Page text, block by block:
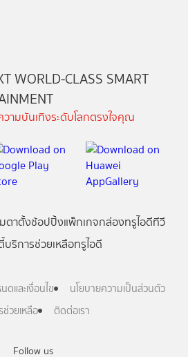
Follow us
WORLD-CLASS SMART
ามบันเทิงระดับโลกตรงใจคุณ
ตาตั้งช้อปปิ้งแพ็กเกจกล่องทรูไอดีทีวี
บริการช่วยเหลือทรูไอดี
ดและเงื่อนไข
นโยบายความเป็นส่วนตัว
วยเหลือ
ติดต่อเรา